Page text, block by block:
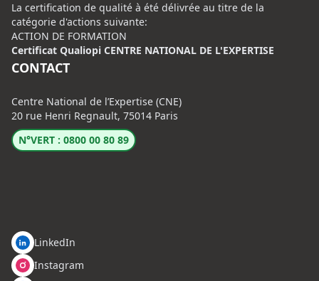
La certification de qualité à été délivrée au titre de la
catégorie d'actions suivante:
ACTION DE FORMATION
Certificat Qualiopi CENTRE NATIONAL DE L'EXPERTISE
CONTACT
Centre National de l’Expertise (CNE)
20 rue Henri Regnault, 75014 Paris
N°VERT : 0800 00 80 89
LinkedIn
Instagram